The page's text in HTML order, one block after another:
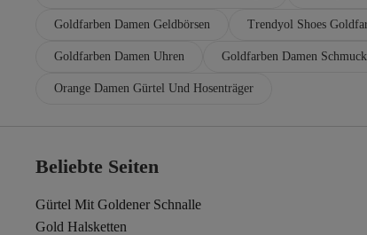
Goldfarben Damen Geldbörsen Trendyol Shoes
Goldfarben Damen Uhren Goldfarben Damen Schmuck
Orange Damen Gürtel Und Hosenträger
Beliebte Seiten
Gürtel Mit Goldener Schnalle
Gold Halsketten